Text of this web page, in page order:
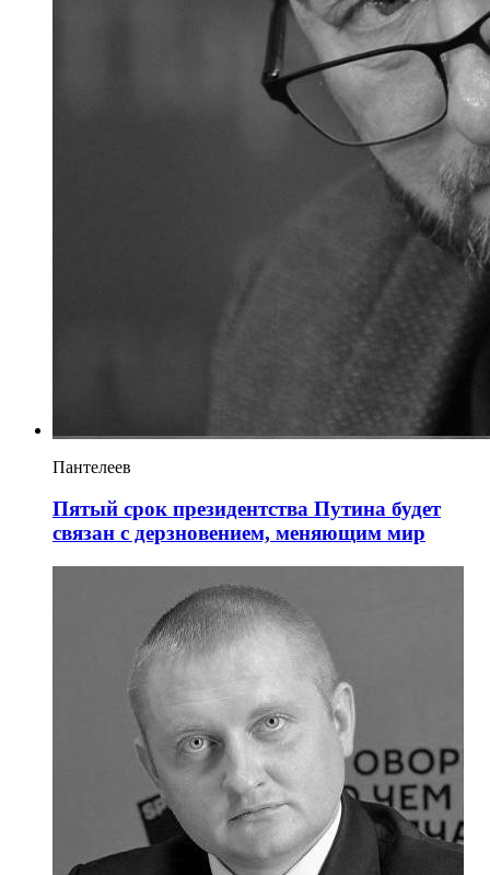
Пантелеев
Пятый срок президентства Путина будет
связан с дерзновением, меняющим мир